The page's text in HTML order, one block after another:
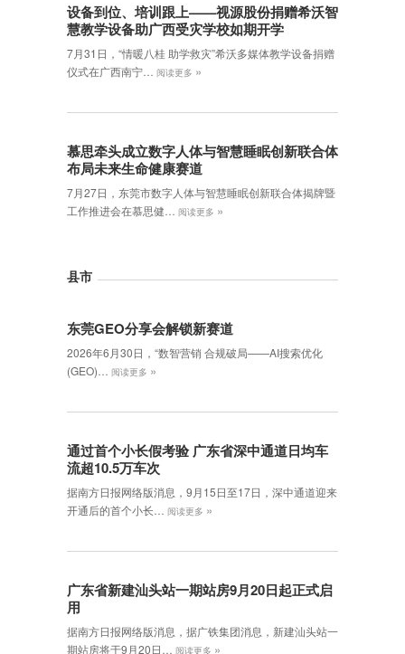
设备到位、培训跟上——视源股份捐赠希沃智
慧教学设备助广西受灾学校如期开学
7月31日，“情暖八桂 助学救灾”希沃多媒体教学设备捐赠
仪式在广西南宁…
阅读更多 »
慕思牵头成立数字人体与智慧睡眠创新联合体
布局未来生命健康赛道
7月27日，东莞市数字人体与智慧睡眠创新联合体揭牌暨
工作推进会在慕思健…
阅读更多 »
县市
东莞GEO分享会解锁新赛道
2026年6月30日，‌“数智营销 合规破局——AI搜索优化
(GEO)…
阅读更多 »
通过首个小长假考验 广东省深中通道日均车
流超10.5万车次
据南方日报网络版消息，9月15日至17日，深中通道迎来
开通后的首个小长…
阅读更多 »
广东省新建汕头站一期站房9月20日起正式启
用
据南方日报网络版消息，据广铁集团消息，新建汕头站一
期站房将于9月20日…
阅读更多 »